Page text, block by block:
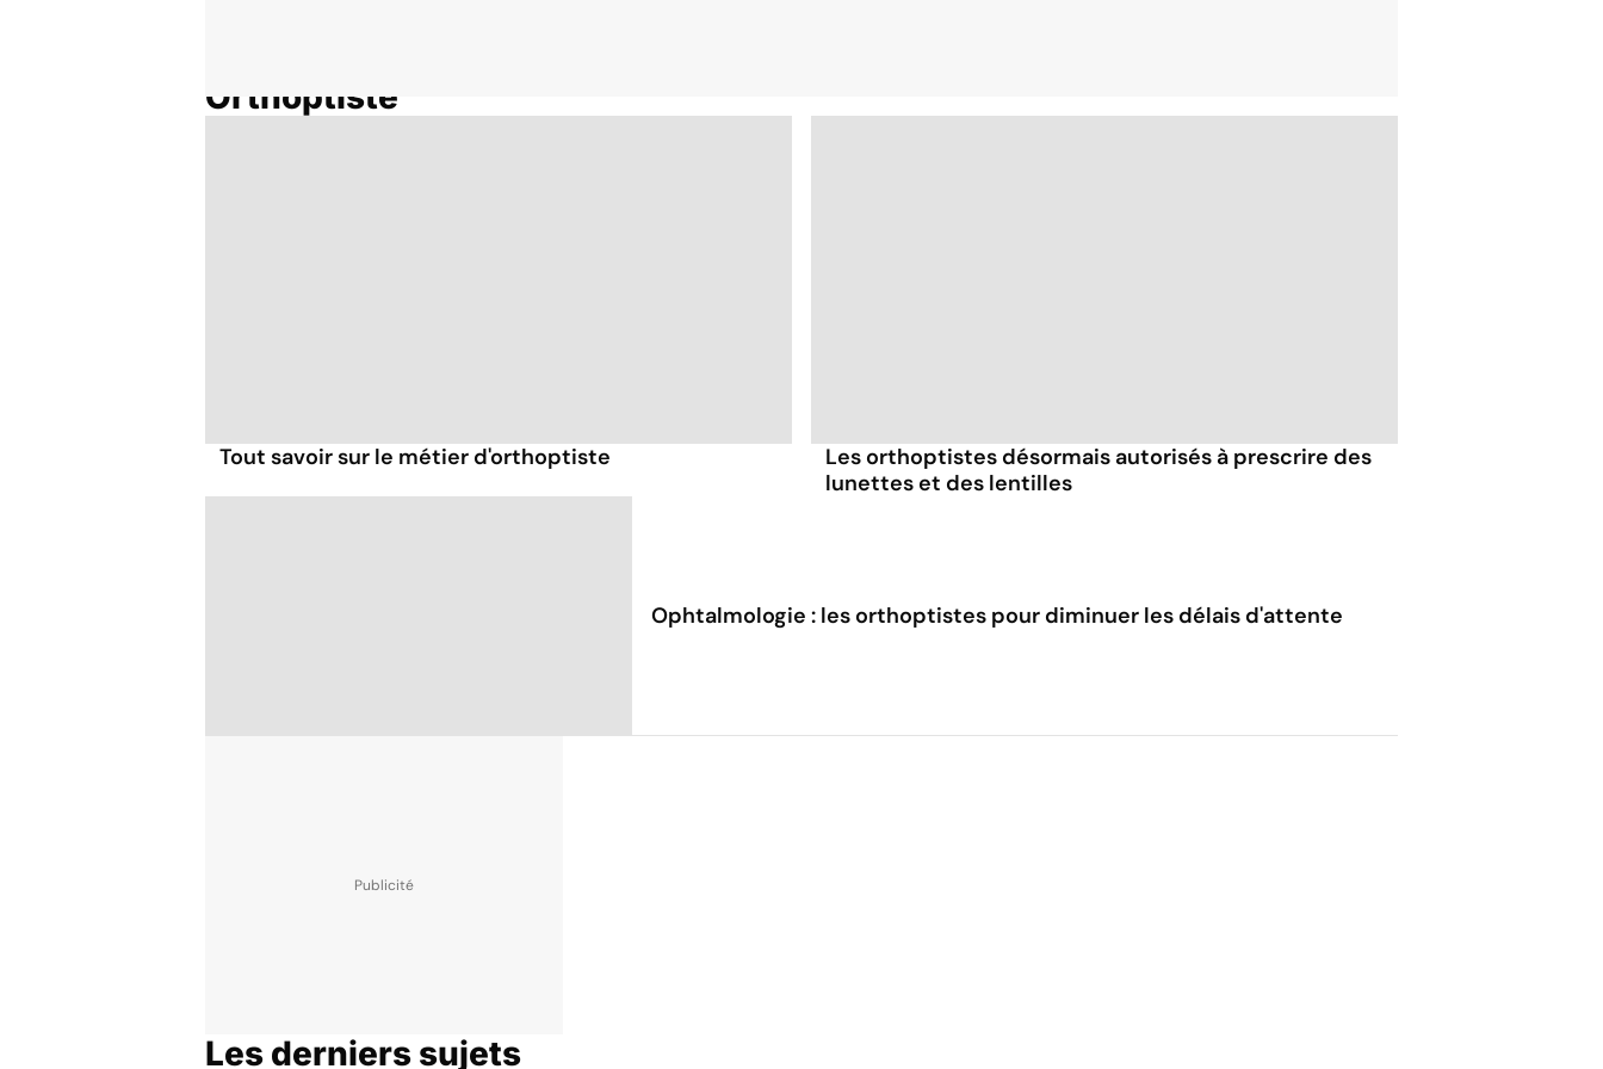
Orthoptiste
Tout savoir sur le métier d'orthoptiste
Les orthoptistes désormais autorisés à prescrire des
lunettes et des lentilles
Ophtalmologie : les orthoptistes pour diminuer les délais d'attente
Les derniers sujets